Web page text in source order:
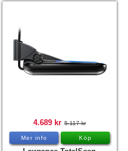
4.689 kr 5.117 kr
Mer info Köp